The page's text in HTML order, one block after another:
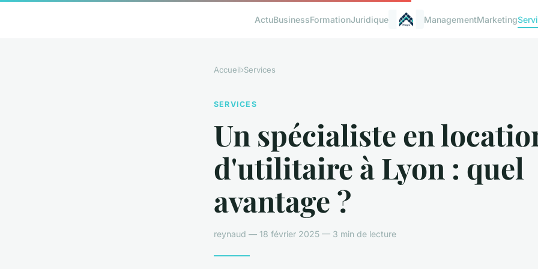
ActuBusinessFormationJuridique ManagementMarketing
Accueil›Services
SERVICES
Un spécialiste en
d'utilitaire à Lyon : quel
avantage ?
reynaud — 18 février 2025 — 3 min de lecture